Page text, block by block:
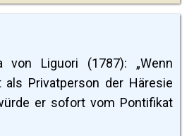
von Liguori (1787): „Wenn
als Privatperson der Häresie
er sofort vom Pontifikat